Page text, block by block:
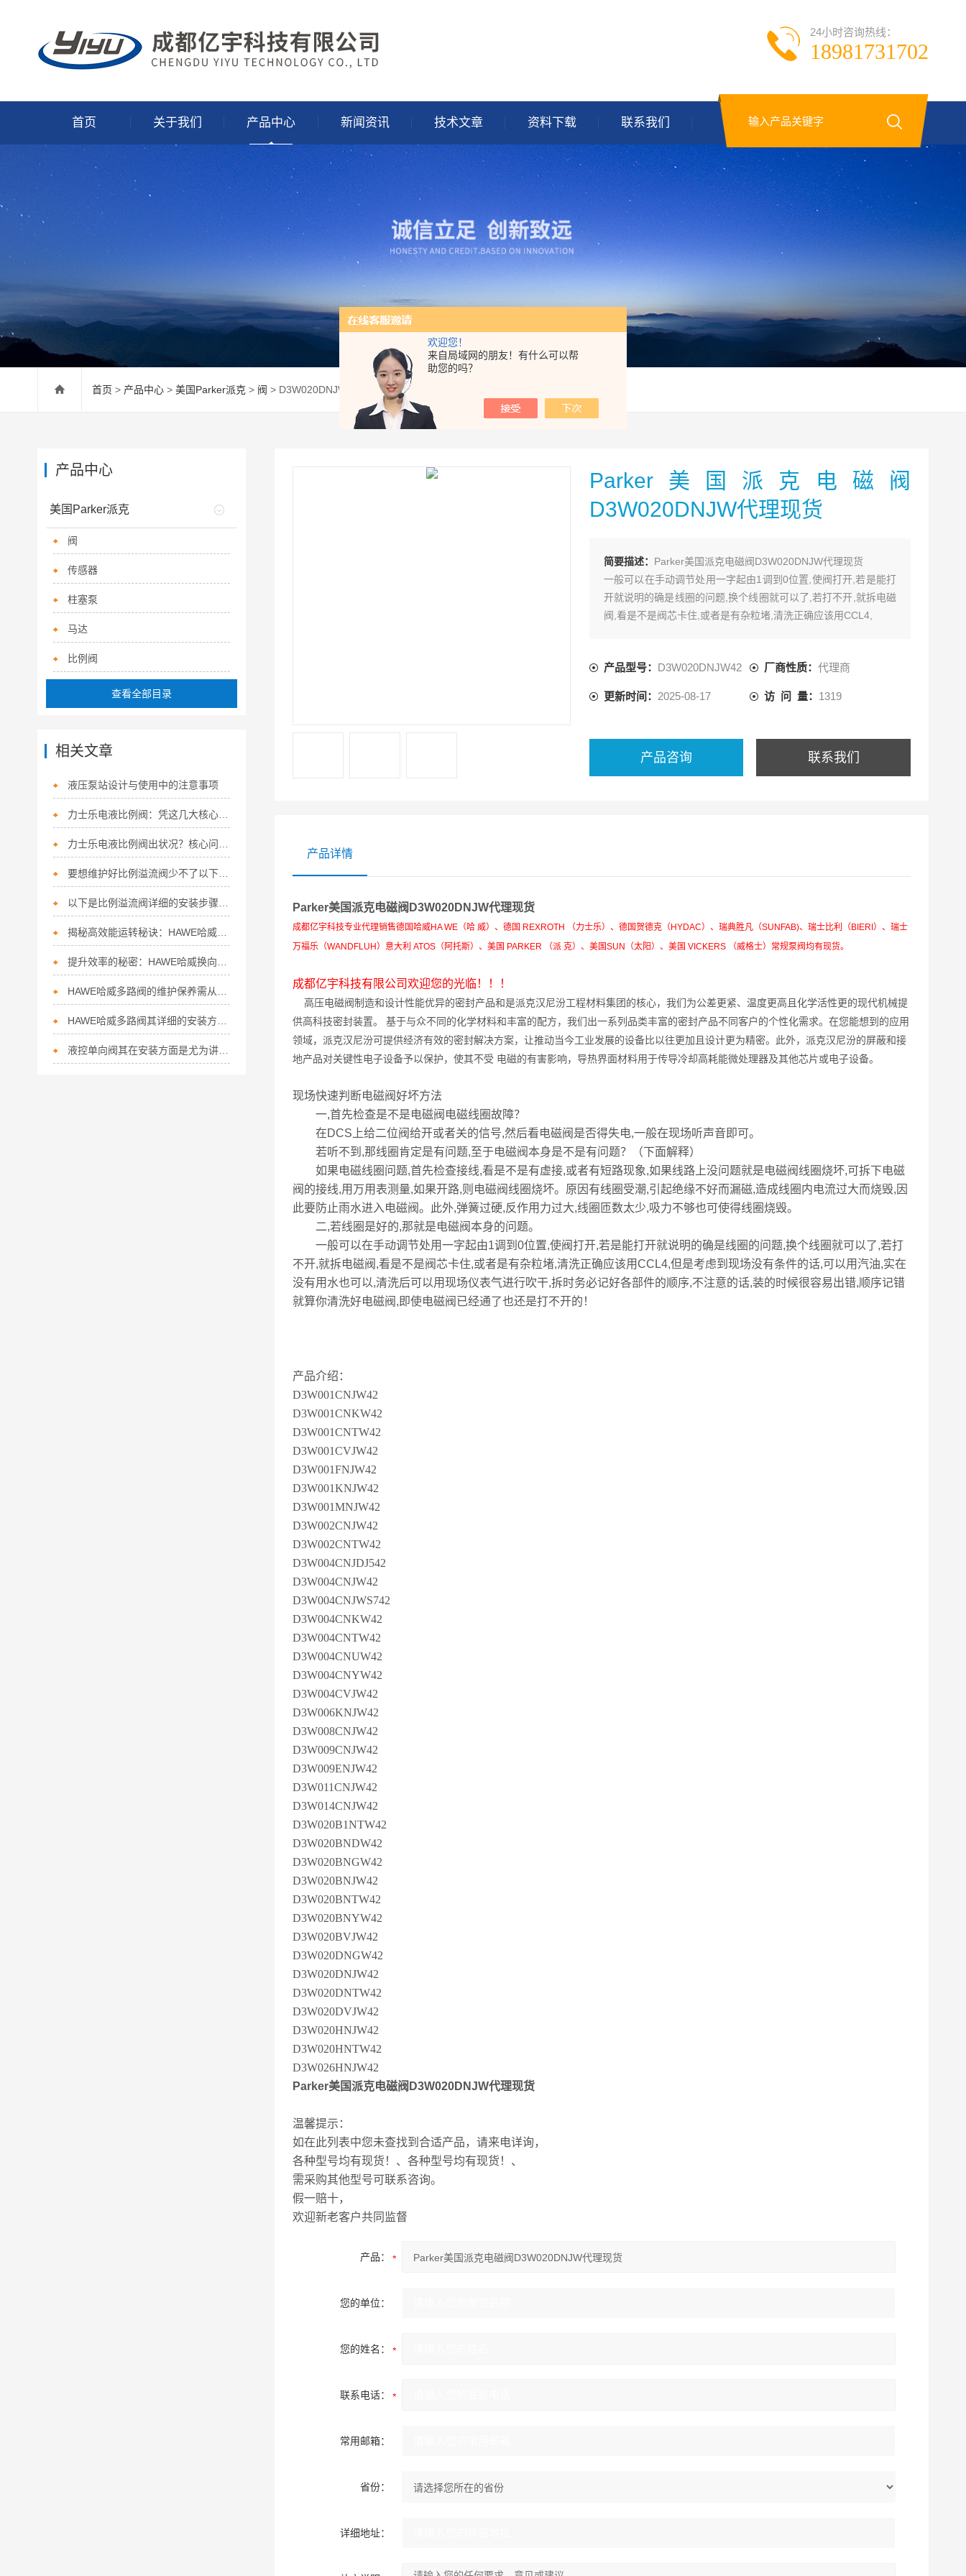
欢迎您！
来自局域网的朋友！有什么可以帮
助您的吗？
24小时咨询热线：
18981731702
首页 关于我们 产品中心 新闻资讯 技术文章 资料下载 联系我们
首页 > 产品中心 > 美国Parker派克 > 阀 > D3W020DNJW42Parker美国派克电磁阀D3W020DNJW代理现货
Parker美国派克电磁阀
D3W020DNJW代理现货
简要描述： Parker美国派克电磁阀D3W020DNJW代理现货
一般可以在手动调节处用一字起由1调到0位置,使阀打开,若是能打
开就说明的确是线圈的问题,换个线圈就可以了,若打不开,就拆电磁
阀,看是不是阀芯卡住,或者是有杂粒堵,清洗正确应该用CCL4,
产品型号： D3W020DNJW42 厂商性质：代理商
更新时间： 2025-08-17 访 问 量： 1319
产品咨询 联系我们
产品详情
Parker美国派克电磁阀D3W020DNJW代理现货
成都亿宇科技专业代理销售德国哈威HA WE（哈 威）、德国 REXROTH （力士乐）、德国贺德克（HYDAC）、瑞典胜凡（SUNFAB)、瑞士比利（BIERI）、瑞士
万福乐（WANDFLUH）意大利 ATOS（阿托斯）、美国 PARKER （派 克）、美国SUN（太阳）、美国 VICKERS （威格士）常规泵阀均有现货。
成都亿宇科技有限公司欢迎您的光临！！！
高压电磁阀制造和设计性能优异的密封产品和是派克汉尼汾工程材料集团的核心，我们为公差更紧、温度更高且化学活性更的现代机械提
供高科技密封装置。 基于与众不同的化学材料和丰富的配方，我们出一系列品类丰富的密封产品不同客户的个性化需求。在您能想到的应用
领域，派克汉尼汾可提供经济有效的密封解决方案，让推动当今工业发展的设备比以往更加且设计更为精密。此外，派克汉尼汾的屏蔽和接
地产品对关键性电子设备予以保护，使其不受 电磁的有害影响，导热界面材料用于传导冷却高耗能微处理器及其他芯片或电子设备。
现场快速判断电磁阀好坏方法
一,首先检查是不是电磁阀电磁线圈故障？
在DCS上给二位阀给开或者关的信号,然后看电磁阀是否得失电,一般在现场听声音即可。
若听不到,那线圈肯定是有问题,至于电磁阀本身是不是有问题？（下面解释）
如果电磁线圈问题,首先检查接线,看是不是有虚接,或者有短路现象,如果线路上没问题就是电磁阀线圈烧坏,可拆下电磁
阀的接线,用万用表测量,如果开路,则电磁阀线圈烧坏。原因有线圈受潮,引起绝缘不好而漏磁,造成线圈内电流过大而烧毁,因
此要防止雨水进入电磁阀。此外,弹簧过硬,反作用力过大,线圈匝数太少,吸力不够也可使得线圈烧毁。
二,若线圈是好的,那就是电磁阀本身的问题。
一般可以在手动调节处用一字起由1调到0位置,使阀打开,若是能打开就说明的确是线圈的问题,换个线圈就可以了,若打
不开,就拆电磁阀,看是不是阀芯卡住,或者是有杂粒堵,清洗正确应该用CCL4,但是考虑到现场没有条件的话,可以用汽油,实在
没有用水也可以,清洗后可以用现场仪表气进行吹干,拆时务必记好各部件的顺序,不注意的话,装的时候很容易出错,顺序记错
就算你清洗好电磁阀,即使电磁阀已经通了也还是打不开的！
产品介绍：
D3W001CNJW42
D3W001CNKW42
D3W001CNTW42
D3W001CVJW42
D3W001FNJW42
D3W001KNJW42
D3W001MNJW42
D3W002CNJW42
D3W002CNTW42
D3W004CNJDJ542
D3W004CNJW42
D3W004CNJWS742
D3W004CNKW42
D3W004CNTW42
D3W004CNUW42
D3W004CNYW42
D3W004CVJW42
D3W006KNJW42
D3W008CNJW42
D3W009CNJW42
D3W009ENJW42
D3W011CNJW42
D3W014CNJW42
D3W020B1NTW42
D3W020BNDW42
D3W020BNGW42
D3W020BNJW42
D3W020BNTW42
D3W020BNYW42
D3W020BVJW42
D3W020DNGW42
D3W020DNJW42
D3W020DNTW42
D3W020DVJW42
D3W020HNJW42
D3W020HNTW42
D3W026HNJW42
Parker美国派克电磁阀D3W020DNJW代理现货
温馨提示：
如在此列表中您未查找到合适产品，请来电详询，
各种型号均有现货！、各种型号均有现货！、
需采购其他型号可联系咨询。
假一赔十，
欢迎新老客户共同监督
产品：
您的单位：
您的姓名：
联系电话：
常用邮箱：
省份：
详细地址：
产品中心
美国Parker派克
阀
传感器
柱塞泵
马达
比例阀
查看全部目录
相关文章
液压泵站设计与使用中的注意事项
力士乐电液比例阀：凭这几大核心特点，稳坐流体控制“硬核担当”！
要想维护好比例溢流阀少不了以下步骤！
揭秘高效能运转秘诀：HAWE哈威换向阀的多面应用
液控单向阀其在安装方面是尤为讲究的